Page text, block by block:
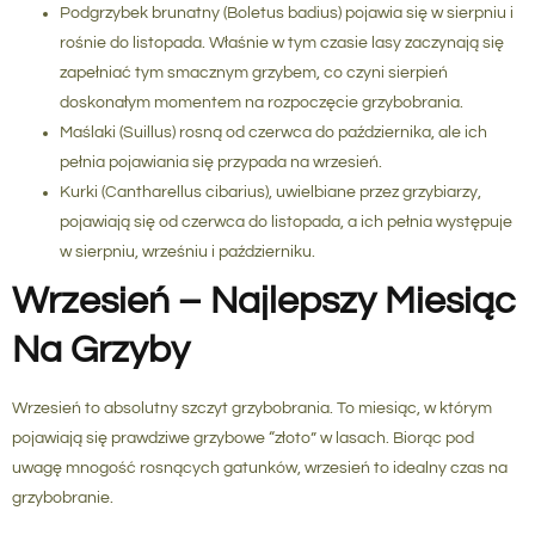
Podgrzybek brunatny (Boletus badius) pojawia się w sierpniu i
rośnie do listopada. Właśnie w tym czasie lasy zaczynają się
zapełniać tym smacznym grzybem, co czyni sierpień
doskonałym momentem na rozpoczęcie grzybobrania.
Maślaki (Suillus) rosną od czerwca do października, ale ich
pełnia pojawiania się przypada na wrzesień.
Kurki (Cantharellus cibarius), uwielbiane przez grzybiarzy,
pojawiają się od czerwca do listopada, a ich pełnia występuje
w sierpniu, wrześniu i październiku.
Wrzesień – Najlepszy Miesiąc
Na Grzyby
Wrzesień to absolutny szczyt grzybobrania. To miesiąc, w którym
pojawiają się prawdziwe grzybowe “złoto” w lasach. Biorąc pod
uwagę mnogość rosnących gatunków, wrzesień to idealny czas na
grzybobranie.